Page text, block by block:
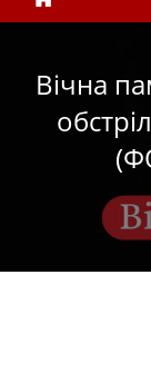
Вічна